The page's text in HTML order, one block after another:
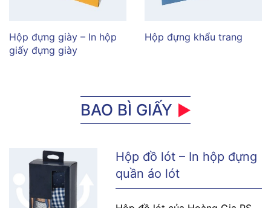
Hộp đựng giày – In hộp
giấy đựng giày
Hộp đựng khẩu trang
BAO BÌ GIẤY
Hộp đồ lót – In hộp đựng
quần áo lót